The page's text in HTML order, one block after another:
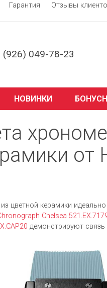
Гарантия
Отзывы
(926) 049-78-23
НОВИНКИ
от
из цветной керамики
Chelsea
демонстрируют связь